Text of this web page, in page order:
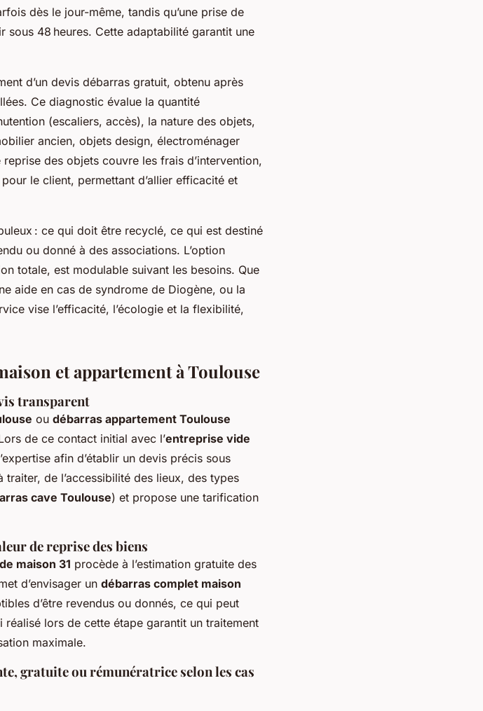
dès le jour-même, tandis qu’une prise de
sous 48 heures. Cette adaptabilité garantit une
d’un devis débarras gratuit, obtenu après
Ce diagnostic évalue la quantité
(escaliers, accès), la nature des objets,
ancien, objets design, électroménager
des objets couvre les frais d’intervention,
le client, permettant d’allier efficacité et
: ce qui doit être recyclé, ce qui est destiné
ou donné à des associations. L’option
totale, est modulable suivant les besoins. Que
aide en cas de syndrome de Diogène, ou la
vise l’efficacité, l’écologie et la flexibilité,
et appartement à Toulouse
transparent
ou débarras appartement Toulouse
de ce contact initial avec l’entreprise vide
afin d’établir un devis précis sous
de l’accessibilité des lieux, des types
cave Toulouse) et propose une tarification
de reprise des biens
maison 31 procède à l’estimation gratuite des
d’envisager un débarras complet maison
d’être revendus ou donnés, ce qui peut
lors de cette étape garantit un traitement
maximale.
gratuite ou rémunératrice selon les cas